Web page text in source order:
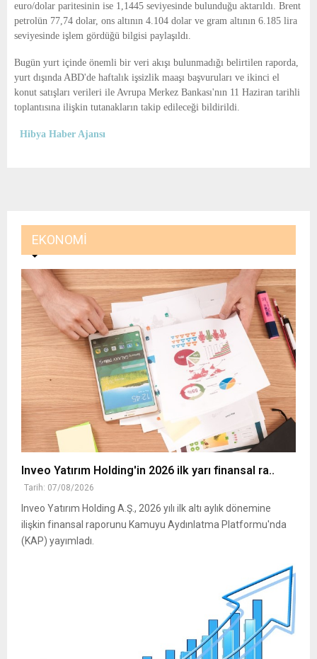
euro/dolar paritesinin ise 1,1445 seviyesinde bulunduğu aktarıldı. Brent
petrolün 77,74 dolar, ons altının 4.104 dolar ve gram altının 6.185 lira
seviyesinde işlem gördüğü bilgisi paylaşıldı.
Bugün yurt içinde önemli bir veri akışı bulunmadığı belirtilen raporda,
yurt dışında ABD'de haftalık işsizlik maaşı başvuruları ve ikinci el
konut satışları verileri ile Avrupa Merkez Bankası'nın 11 Haziran tarihli
toplantısına ilişkin tutanakların takip edileceği bildirildi.
Hibya Haber Ajansı
EKONOMI
Inveo Yatırım Holding'in 2026 ilk yarı finansal ra..
Tarih: 07/08/2026
Inveo Yatırım Holding A.Ş., 2026 yılı ilk altı aylık dönemine
ilişkin finansal raporunu Kamuyu Aydınlatma Platformu'nda
(KAP) yayımladı.